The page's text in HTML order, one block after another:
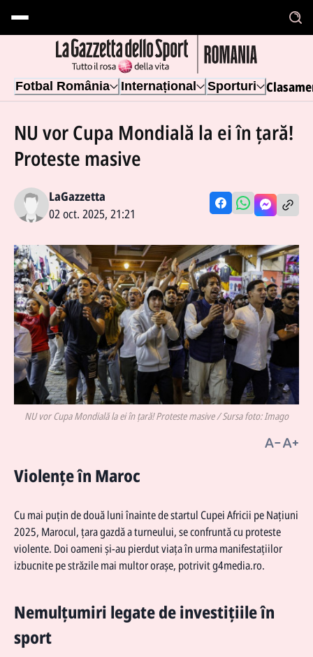
Fotbal România Internațional Sporturi
NU vor Cupa Mondială la ei în țară!
Proteste masive
LaGazzetta
02 oct. 2025, 21:21
NU vor Cupa Mondială la ei în țară! Proteste masive / Sursa foto: Imago
Violențe în Maroc
Cu mai puțin de două luni înainte de startul Cupei Africii pe Națiuni
2025, Marocul, țara gazdă a turneului, se confruntă cu proteste
violente. Doi oameni și-au pierdut viața în urma manifestațiilor
izbucnite pe străzile mai multor orașe, potrivit g4media.ro.
Nemulțumiri legate de investițiile în
sport